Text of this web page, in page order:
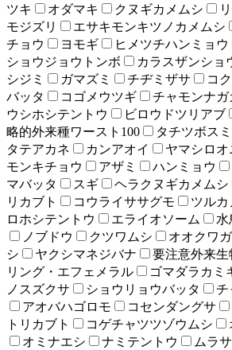
ツキ
オダマキ クヌギカメムシ
モジズリ
エサキモンキツノカメムシ
チョウ
ヨモギ ヒメツチハンミョウ
ショウジョウトンボ
カラスザンショ
シジミ
ガマズミ チヂミザサ コ
バッタ
コゴメウツギ チャモンナガ
ウシホシテントウ
ビロウドツリアブ
略的外来種ワースト100
タチツボス
タテアカネ
カンアオイ ヤマシロオ
モンキチョウ
アザミ ハンミョウ
マバッタ
スギ ヘラクヌギカメムシ
リカブト
コウライササグモ ツルカ
ロホシテントウ
エライオソーム 水
ノブドウ
クツワムシ オオクワ
シ
ヤクシマネジバナ 要注意外来生
リング・エフェメラル
ゴマダラカミ
ノスズクサ
ショウリョウバッタ
チ
アオバハゴロモ
コセンダングサ
トリカブト
コゲチャツツゾウムシ
オミナエシ
ナミテントウ ムラ